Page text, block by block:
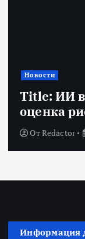
Новости
Title: ИИ
оценка
ОтRedactor
Информация